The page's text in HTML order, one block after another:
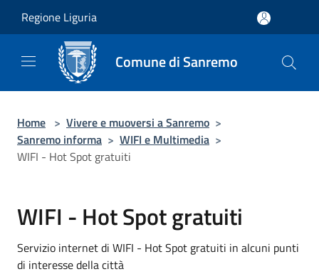
Regione Liguria
Comune di Sanremo
Home > Vivere e muoversi a Sanremo >
Sanremo informa > WIFI e Multimedia >
WIFI - Hot Spot gratuiti
WIFI - Hot Spot gratuiti
Servizio internet di WIFI - Hot Spot gratuiti in alcuni punti
di interesse della città